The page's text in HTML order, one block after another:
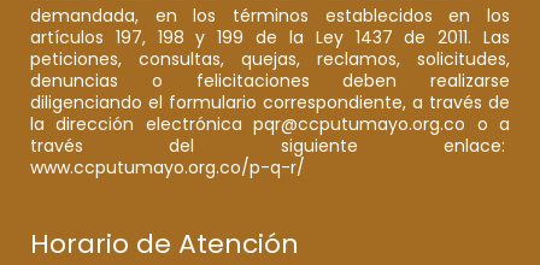
demandada, en los términos establecidos en los
artículos 197, 198 y 199 de la Ley 1437 de 2011. Las
peticiones, consultas, quejas, reclamos, solicitudes,
denuncias o felicitaciones deben realizarse
diligenciando el formulario correspondiente, a través de
la dirección electrónica pqr@ccputumayo.org.co o a
través del siguiente enlace:
www.ccputumayo.org.co/p-q-r/
Horario de Atención